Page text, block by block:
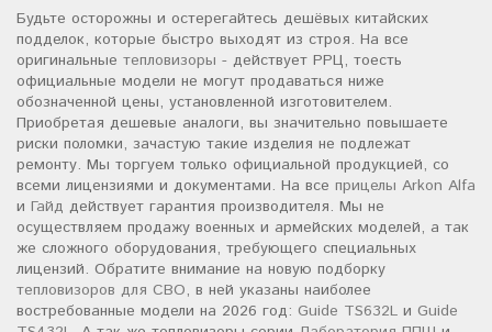
Будьте осторожны и остерегайтесь дешёвых китайских
подделок, которые быстро выходят из строя. На все
оригинальные тепловизоры - действует РРЦ, тоесть
официальные модели не могут продаваться ниже
обозначенной цены, установленной изготовителем.
Приобретая дешевые аналоги, вы значительно повышаете
риски поломки, зачастую такие изделия не подлежат
ремонту. Мы торгуем только официальной продукцией, со
всеми лицензиями и документами. На все прицелы Arkon Alfa
и Гайд действует гарантия производителя. Мы не
осуществляем продажу военных и армейских моделей, а так
же сложного оборудования, требующего специальных
лицензий. Обратите внимание на новую подборку
тепловизоров для СВО, в ней указаны наиболее
востребованные модели на 2026 год: Guide TS632L и Guide